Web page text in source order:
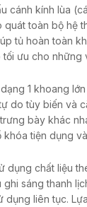
cánh kính lùa
toàn bộ hệ
tủ hoàn toàn
ưu cho
1 khoang
do tùy biến và
bày khác
tiện dụng
chất liệu
sáng thanh
liên tục.